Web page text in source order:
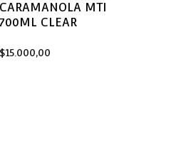
CARAMANOLA MTI
700ML CLEAR
$15.000,00